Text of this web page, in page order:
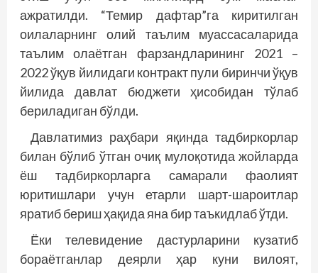
ажратилди. “Темир дафтар”га киритилган
оилаларнинг олий таълим муассасаларида
таълим олаётган фарзандларининг 2021 –
2022 ўқув йилидаги контракт пули биринчи ўқув
йилида давлат бюджети ҳисобидан тўлаб
бериладиган бўлди.
Давлатимиз раҳбари яқинда тадбиркорлар
билан бўлиб ўтган очиқ мулоқотида жойларда
ёш тадбиркорларга самарали фаолият
юритишлари учун етарли шарт-шароитлар
яратиб бериш ҳақида яна бир таъкидлаб ўтди.
Ёки телевидение дастурларини кузатиб
бораётганлар деярли ҳар куни вилоят,